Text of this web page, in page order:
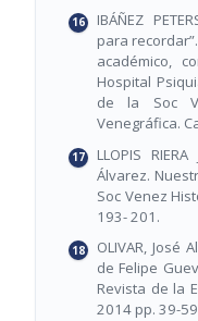
IBÁÑEZ
para
académico,
Hospital
de la Soc
Venegráfica.
LLOPIS
Álvarez.
Soc Venez
193- 201.
OLIVAR, José
de Felipe
Revista de la
2014 pp. 39-59